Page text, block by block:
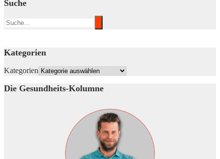
Suche
Kategorien
Kategorien
Die Gesundheits-Kolumne